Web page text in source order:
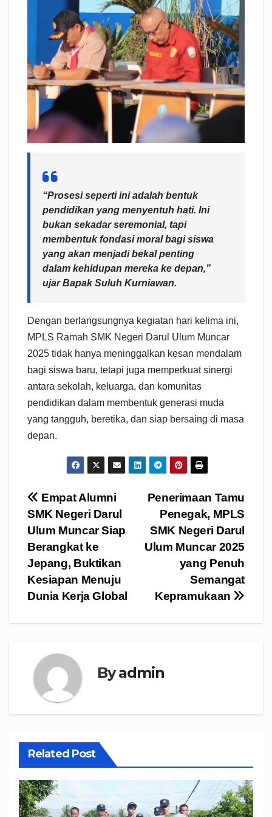
“Prosesi seperti ini adalah bentuk
pendidikan yang menyentuh hati. Ini
bukan sekadar seremonial, tapi
membentuk fondasi moral bagi siswa
yang akan menjadi bekal penting
dalam kehidupan mereka ke depan,”
ujar Bapak Suluh Kurniawan.
Dengan berlangsungnya kegiatan hari kelima ini,
MPLS Ramah SMK Negeri Darul Ulum Muncar
2025 tidak hanya meninggalkan kesan mendalam
bagi siswa baru, tetapi juga memperkuat sinergi
antara sekolah, keluarga, dan komunitas
pendidikan dalam membentuk generasi muda
yang tangguh, beretika, dan siap bersaing di masa
depan.
Navigasi
pos
Penerimaan Tamu
Penegak, MPLS
SMK Negeri Darul
Ulum Muncar 2025
yang Penuh
Semangat
Kepramukaan
Empat Alumni
SMK Negeri Darul
Ulum Muncar Siap
Berangkat ke
Jepang, Buktikan
Kesiapan Menuju
Dunia Kerja Global
Byadmin
Related Post